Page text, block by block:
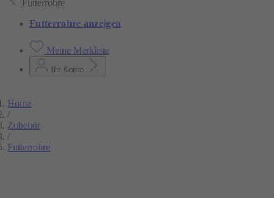
Futterrohre
Futterrohre anzeigen
Meine Merkliste
Ihr Konto
Home
/
Zubehör
/
Futterrohre